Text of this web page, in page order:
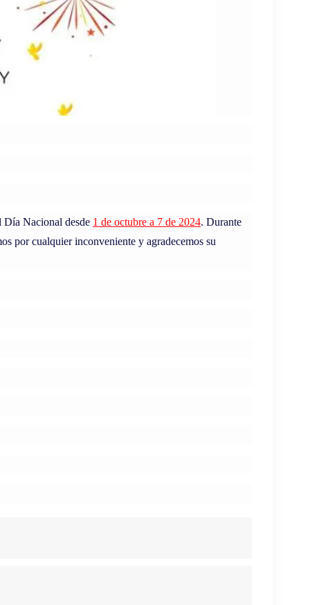
Día Nacional desde 1 de octubre a 7 de 2024. Durante
por cualquier inconveniente y agradecemos su